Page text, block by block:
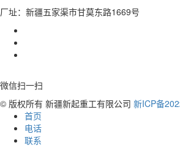
厂址：新疆五家渠市甘莫东路1669号
微信扫一扫
© 版权所有 新疆新起重工有限公司 新ICP备
首页
电话
联系